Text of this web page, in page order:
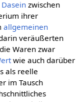
Daseinzwischen
ihrer
allgemeinen
veräußerten
Waren zwar
wie auch darüber
als reelle
im Tausch